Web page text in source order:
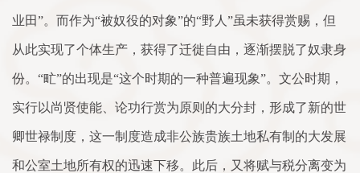
业田”。而作为“被奴役的对象”的“野人”虽未获得赏赐，但
从此实现了个体生产，获得了迁徙自由，逐渐摆脱了奴隶身
份。“甿”的出现是“这个时期的一种普遍现象”。文公时期，
实行以尚贤使能、论功行赏为原则的大分封，形成了新的世
卿世禄制度，这一制度造成非公族贵族土地私有制的大发展
和公室土地所有权的迅速下移。此后，又将赋与税分离变为